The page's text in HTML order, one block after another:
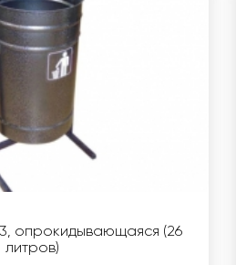
опрокидывающаяся (26
литров)